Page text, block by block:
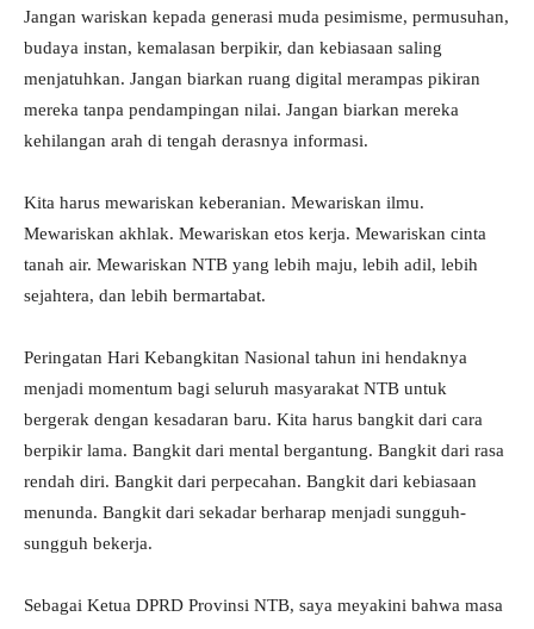
Jangan wariskan kepada generasi muda pesimisme, permusuhan,
budaya instan, kemalasan berpikir, dan kebiasaan saling
menjatuhkan. Jangan biarkan ruang digital merampas pikiran
mereka tanpa pendampingan nilai. Jangan biarkan mereka
kehilangan arah di tengah derasnya informasi.
Kita harus mewariskan keberanian. Mewariskan ilmu.
Mewariskan akhlak. Mewariskan etos kerja. Mewariskan cinta
tanah air. Mewariskan NTB yang lebih maju, lebih adil, lebih
sejahtera, dan lebih bermartabat.
Peringatan Hari Kebangkitan Nasional tahun ini hendaknya
menjadi momentum bagi seluruh masyarakat NTB untuk
bergerak dengan kesadaran baru. Kita harus bangkit dari cara
berpikir lama. Bangkit dari mental bergantung. Bangkit dari rasa
rendah diri. Bangkit dari perpecahan. Bangkit dari kebiasaan
menunda. Bangkit dari sekadar berharap menjadi sungguh-
sungguh bekerja.
Sebagai Ketua DPRD Provinsi NTB, saya meyakini bahwa masa